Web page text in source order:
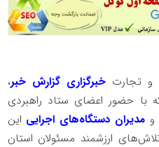
و تجارت خبرگزاری گزارش خبر،
با حضور اعضای ستاد راهبردی
مدیران دستگاه‌های اجرایی این
ارزشمند مسئولان استان